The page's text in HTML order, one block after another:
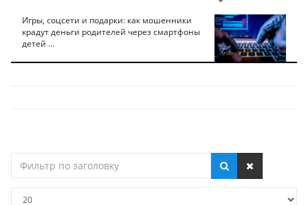
Игры, соцсети и подарки: как мошенники
крадут деньги родителей через смартфоны
детей ...
по